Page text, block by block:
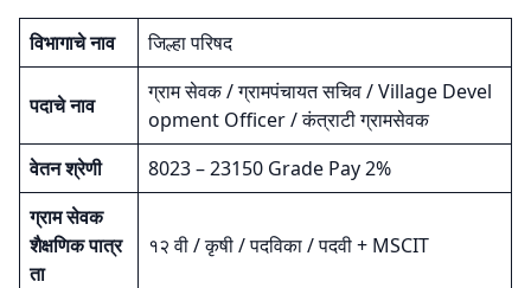
विभागाचे नाव जिल्हा परिषद
पदाचे नाव
ग्राम सेवक / ग्रामपंचायत सचिव / Village Devel
opment Officer / कंत्राटी ग्रामसेवक
वेतन श्रेणी
8023 – 23150 Grade Pay 2%
ग्राम सेवक
शैक्षणिक पात्र
ता
१२ वी / कृषी / पदविका / पदवी + MSCIT